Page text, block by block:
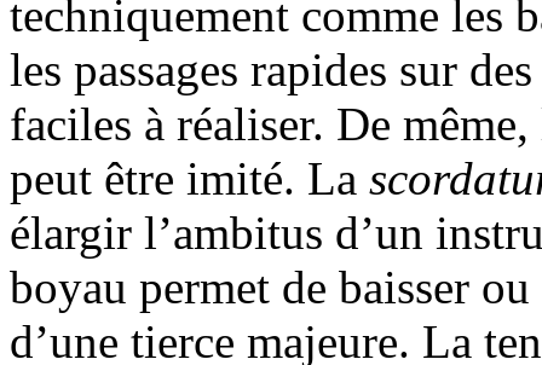
techniquement comme les
les passages rapides sur
faciles à réaliser. De
peut être imité. La
élargir l’ambitus d’un
boyau permet de baisser
d’une tierce majeure. La